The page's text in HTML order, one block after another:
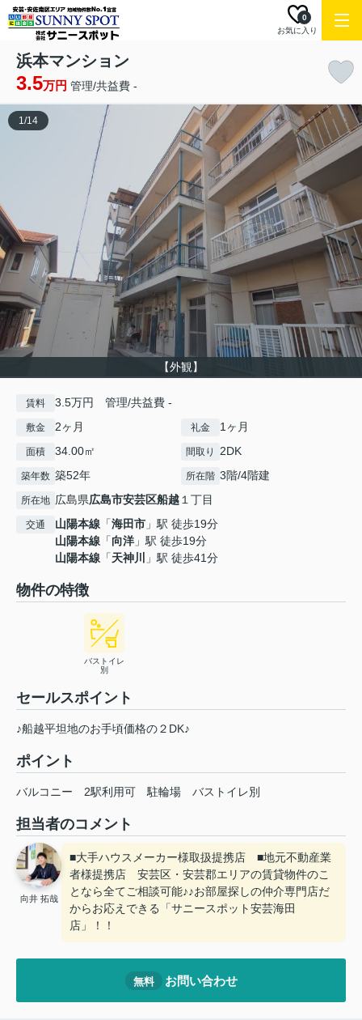
お気に入り
0
浜本マンション
3.5万円 管理/共益費 -
【外観】
1/14
賃料 3.5万円 管理/共益費 -
敷金 2ヶ月 礼金 1ヶ月
面積 34.00㎡ 間取り 2DK
築年数 築52年 所在階 3階/4階建
所在地 広島県広島市安芸区船越１丁目
交通 山陽本線 「海田市 」駅 徒歩19分
山陽本線 「向洋 」駅 徒歩19分
山陽本線 「天神川 」駅 徒歩41分
物件の特徴
バストイレ
別
セールスポイント
♪船越平坦地のお手頃価格の２DK♪
ポイント
バルコニー 2駅利用可 駐輪場 バストイレ別
担当者のコメント
向井 拓哉
■大手ハウスメーカー様取扱提携店 ■地元不動産業
者様提携店 安芸区・安芸郡エリアの賃貸物件のこ
となら全てご相談可能♪♪お部屋探しの仲介専門店だ
からお応えできる「サニースポット安芸海田
店」！！
無料 お問い合わせ